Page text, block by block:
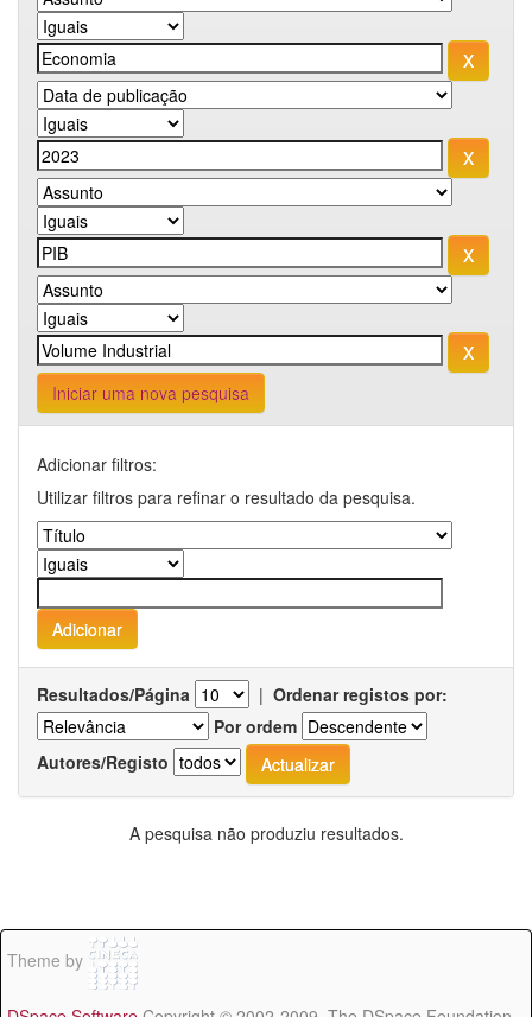
Iniciar uma nova pesquisa
Adicionar filtros:
Utilizar filtros para refinar o resultado da pesquisa.
Resultados/Página | Ordenar registos por:
Por ordem
Autores/Registo
A pesquisa não produziu resultados.
Theme by